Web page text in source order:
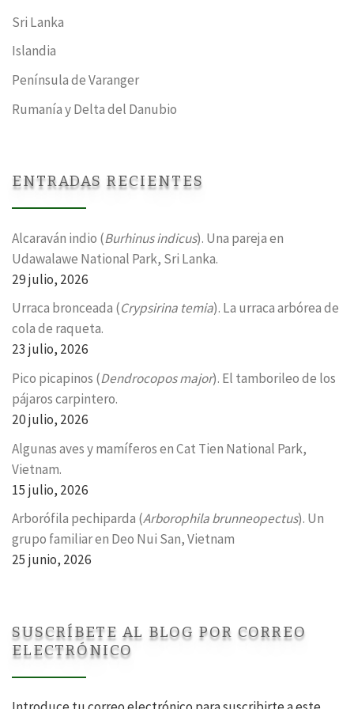
Sri Lanka
Islandia
Península de Varanger
Rumanía y Delta del Danubio
ENTRADAS RECIENTES
Alcaraván indio (Burhinus indicus). Una pareja en
Udawalawe National Park, Sri Lanka.
29 julio, 2026
Urraca bronceada (Crypsirina temia). La urraca arbórea de
cola de raqueta.
23 julio, 2026
Pico picapinos (Dendrocopos major). El tamborileo de los
pájaros carpintero.
20 julio, 2026
Algunas aves y mamíferos en Cat Tien National Park,
Vietnam.
15 julio, 2026
Arborófila pechiparda (Arborophila brunneopectus). Un
grupo familiar en Deo Nui San, Vietnam
25 junio, 2026
SUSCRÍBETE AL BLOG POR CORREO
ELECTRÓNICO